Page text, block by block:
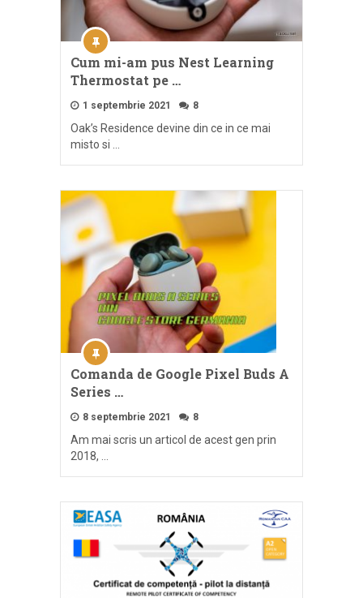
Cum mi-am pus Nest Learning
Thermostat pe …
1 septembrie 2021 8
Oak’s Residence devine din ce in ce mai
misto si …
Comanda de Google Pixel Buds A
Series …
8 septembrie 2021 8
Am mai scris un articol de acest gen prin
2018, …